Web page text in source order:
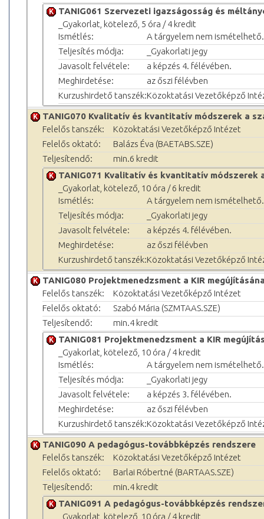
TANIG061 Szervezeti igazságosság és
_Gyakorlat, kötelező, 5 óra / 4 kredit
Ismétlés:
A tárgyelem nem ismételhető.
Teljesítés módja:
_Gyakorlati jegy
Javasolt felvétele:
a képzés 4. félévében.
Meghirdetése:
az őszi félévben
Kurzushirdető tanszék:Közoktatási Vezetőképző
TANIG070 Kvalitatív és kvantitatív módszerek a
Felelős tanszék:
Közoktatási Vezetőképző Intézet
Felelős oktató:
Balázs Éva (BAETABS.SZE)
Teljesítendő:
min.6 kredit
TANIG071 Kvalitatív és kvantitatív módszerek
_Gyakorlat, kötelező, 10 óra / 6 kredit
Ismétlés:
A tárgyelem nem ismételhető.
Teljesítés módja:
_Gyakorlati jegy
Javasolt felvétele:
a képzés 4. félévében.
Meghirdetése:
az őszi félévben
Kurzushirdető tanszék:Közoktatási Vezetőképző
TANIG080 Projektmenedzsment a KIR
Felelős tanszék:
Közoktatási Vezetőképző Intézet
Felelős oktató:
Szabó Mária (SZMTAAS.SZE)
Teljesítendő:
min.4 kredit
TANIG081 Projektmenedzsment a KIR
_Gyakorlat, kötelező, 10 óra / 4 kredit
Ismétlés:
A tárgyelem nem ismételhető.
Teljesítés módja:
_Gyakorlati jegy
Javasolt felvétele:
a képzés 3. félévében.
Meghirdetése:
az őszi félévben
Kurzushirdető tanszék:Közoktatási Vezetőképző
TANIG090 A pedagógus-továbbképzés rendszere
Felelős tanszék:
Közoktatási Vezetőképző Intézet
Felelős oktató:
Barlai Róbertné (BARTAAS.SZE)
Teljesítendő:
min.4 kredit
TANIG091 A pedagógus-továbbképzés
_Gyakorlat, kötelező, 10 óra / 4 kredit